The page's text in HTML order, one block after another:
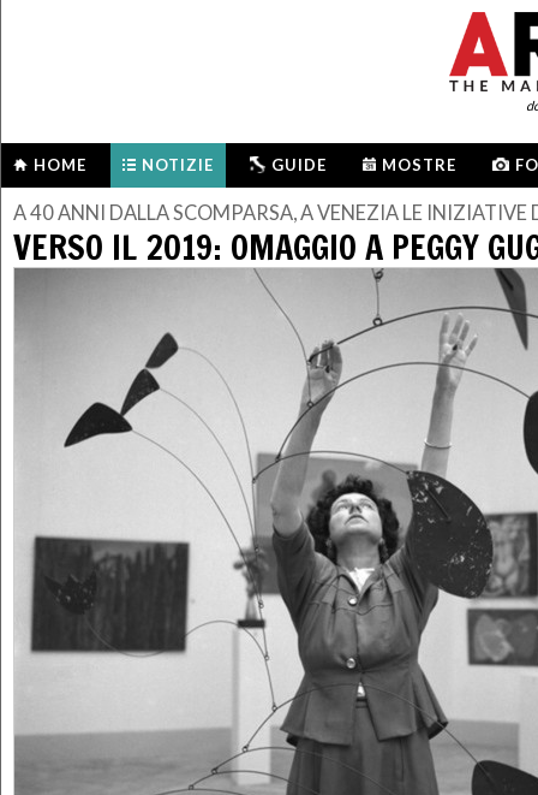
HOME NOTIZIE GUIDE MOSTRE
A 40 ANNI DALLA SCOMPARSA, A VENEZIA LE INIZIATIVE
VERSO IL 2019: OMAGGIO A PEGGY